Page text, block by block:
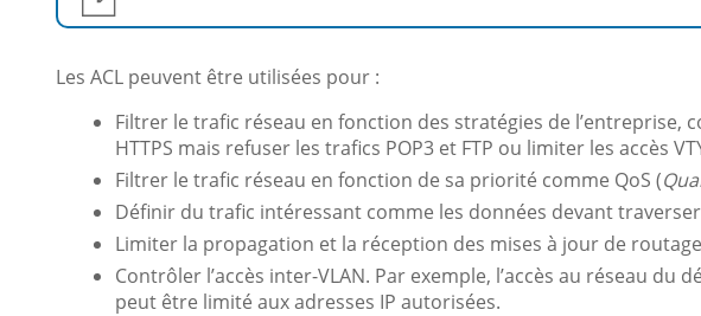
Les ACL peuvent être utilisées pour :
Filtrer le trafic réseau en fonction des stratégies de l’entreprise,
HTTPS mais refuser les trafics POP3 et FTP ou limiter les accès
Filtrer le trafic réseau en fonction de sa priorité comme QoS (
Définir du trafic intéressant comme les données devant
Limiter la propagation et la réception des mises à jour de
Contrôler l’accès inter-VLAN. Par exemple, l’accès au réseau du
peut être limité aux adresses IP autorisées.